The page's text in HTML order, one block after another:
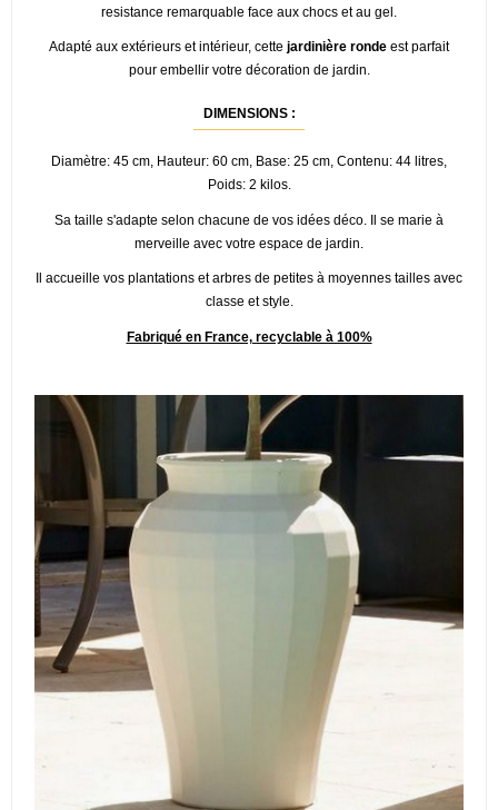
resistance remarquable face aux chocs et au gel.
Adapté aux extérieurs et intérieur, cette jardinière ronde est parfait
pour embellir votre décoration de jardin.
DIMENSIONS :
Diamètre: 45 cm, Hauteur: 60 cm, Base: 25 cm, Contenu: 44 litres,
Poids: 2 kilos.
Sa taille s'adapte selon chacune de vos idées déco. Il se marie à
merveille avec votre espace de jardin.
Il accueille vos plantations et arbres de petites à moyennes tailles avec
classe et style.
Fabriqué en France, recyclable à 100%